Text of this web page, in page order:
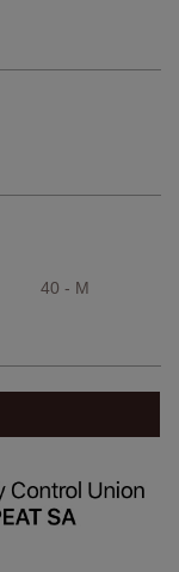
40 - M